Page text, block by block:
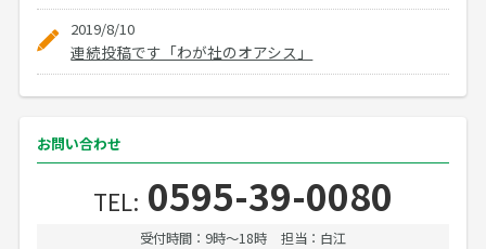
2019/8/10
連続投稿です「わが社のオアシス」
お問い合わせ
TEL: 0595-39-0080
受付時間：9時〜18時 担当：白江